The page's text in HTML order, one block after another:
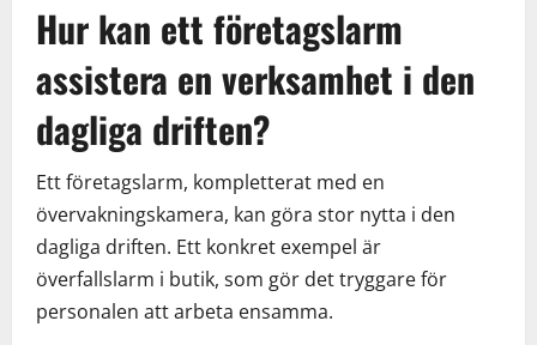
Hur kan ett företagslarm
assistera en verksamhet i den
dagliga driften?
Ett företagslarm, kompletterat med en
övervakningskamera, kan göra stor nytta i den
dagliga driften. Ett konkret exempel är
överfallslarm i butik, som gör det tryggare för
personalen att arbeta ensamma.